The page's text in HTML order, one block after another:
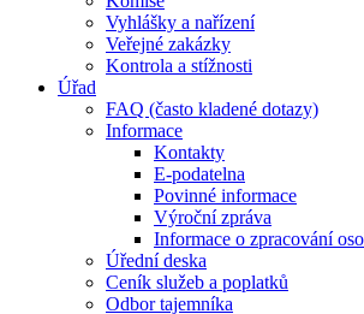
Vyhlášky a nařízení
Veřejné zakázky
Kontrola a stížnosti
Úřad
FAQ (často kladené dotazy)
Informace
Kontakty
E-podatelna
Povinné informace
Výroční zpráva
Informace o zpracování
Úřední deska
Ceník služeb a poplatků
Odbor tajemníka